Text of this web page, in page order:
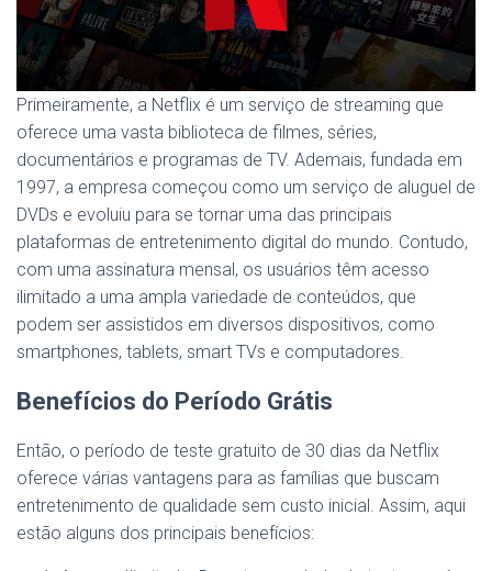
Primeiramente, a Netflix é um serviço de streaming que
oferece uma vasta biblioteca de filmes, séries,
documentários e programas de TV. Ademais, fundada em
1997, a empresa começou como um serviço de aluguel de
DVDs e evoluiu para se tornar uma das principais
plataformas de entretenimento digital do mundo. Contudo,
com uma assinatura mensal, os usuários têm acesso
ilimitado a uma ampla variedade de conteúdos, que
podem ser assistidos em diversos dispositivos, como
smartphones, tablets, smart TVs e computadores.
Benefícios do Período Grátis
Então, o período de teste gratuito de 30 dias da Netflix
oferece várias vantagens para as famílias que buscam
entretenimento de qualidade sem custo inicial. Assim, aqui
estão alguns dos principais benefícios: